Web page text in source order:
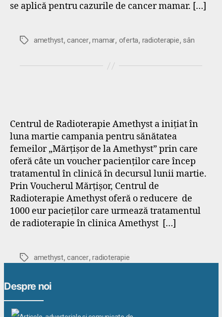
se aplică pentru cazurile de cancer mamar. […]
Eticheteamethyst,cancer,mamar, oferta, radioterapie, sân
Centrul de Radioterapie Amethyst a inițiat în
luna martie campania pentru sănătatea
femeilor „Mărțișor de la Amethyst” prin care
oferă câte un voucher pacienților care încep
tratamentul în clinică în decursul lunii martie.
Prin Voucherul Mărțișor, Centrul de
Radioterapie Amethyst oferă o reducere de
1000 eur pacieților care urmează tratamentul
de radioterapie în clinica Amethyst […]
Eticheteamethyst,cancer,radioterapie
Despre noi